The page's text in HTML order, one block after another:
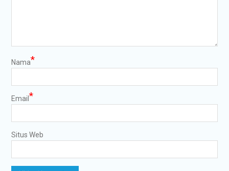
Nama*
Email *
Situs Web